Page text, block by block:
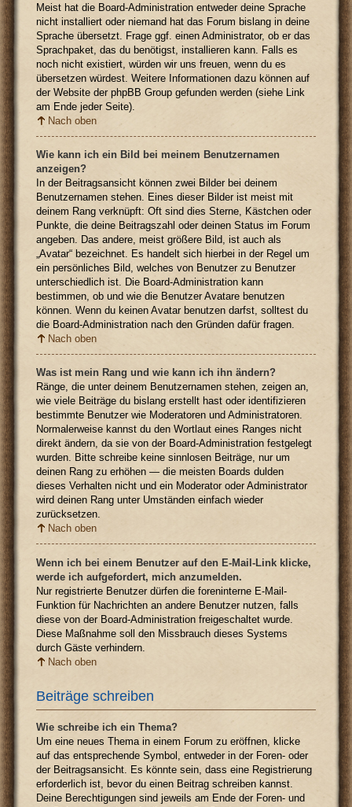
Meist hat die Board-Administration entweder deine Sprache
nicht installiert oder niemand hat das Forum bislang in deine
Sprache übersetzt. Frage ggf. einen Administrator, ob er das
Sprachpaket, das du benötigst, installieren kann. Falls es
noch nicht existiert, würden wir uns freuen, wenn du es
übersetzen würdest. Weitere Informationen dazu können auf
der Website der phpBB Group gefunden werden (siehe Link
am Ende jeder Seite).
Nach oben
Wie kann ich ein Bild bei meinem Benutzernamen
anzeigen?
In der Beitragsansicht können zwei Bilder bei deinem
Benutzernamen stehen. Eines dieser Bilder ist meist mit
deinem Rang verknüpft: Oft sind dies Sterne, Kästchen oder
Punkte, die deine Beitragszahl oder deinen Status im Forum
angeben. Das andere, meist größere Bild, ist auch als
„Avatar“ bezeichnet. Es handelt sich hierbei in der Regel um
ein persönliches Bild, welches von Benutzer zu Benutzer
unterschiedlich ist. Die Board-Administration kann
bestimmen, ob und wie die Benutzer Avatare benutzen
können. Wenn du keinen Avatar benutzen darfst, solltest du
die Board-Administration nach den Gründen dafür fragen.
Nach oben
Was ist mein Rang und wie kann ich ihn ändern?
Ränge, die unter deinem Benutzernamen stehen, zeigen an,
wie viele Beiträge du bislang erstellt hast oder identifizieren
bestimmte Benutzer wie Moderatoren und Administratoren.
Normalerweise kannst du den Wortlaut eines Ranges nicht
direkt ändern, da sie von der Board-Administration festgelegt
wurden. Bitte schreibe keine sinnlosen Beiträge, nur um
deinen Rang zu erhöhen — die meisten Boards dulden
dieses Verhalten nicht und ein Moderator oder Administrator
wird deinen Rang unter Umständen einfach wieder
zurücksetzen.
Nach oben
Wenn ich bei einem Benutzer auf den E-Mail-Link klicke,
werde ich aufgefordert, mich anzumelden.
Nur registrierte Benutzer dürfen die foreninterne E-Mail-
Funktion für Nachrichten an andere Benutzer nutzen, falls
diese von der Board-Administration freigeschaltet wurde.
Diese Maßnahme soll den Missbrauch dieses Systems
durch Gäste verhindern.
Nach oben
Beiträge schreiben
Wie schreibe ich ein Thema?
Um eine neues Thema in einem Forum zu eröffnen, klicke
auf das entsprechende Symbol, entweder in der Foren- oder
der Beitragsansicht. Es könnte sein, dass eine Registrierung
erforderlich ist, bevor du einen Beitrag schreiben kannst.
Deine Berechtigungen sind jeweils am Ende der Foren- und